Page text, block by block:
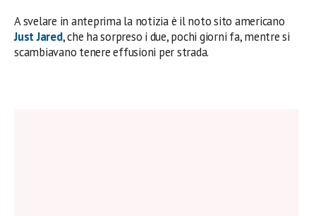
A svelare in anteprima la notizia è il noto sito americano
Just Jared, che ha sorpreso i due, pochi giorni fa, mentre si
scambiavano tenere effusioni per strada.